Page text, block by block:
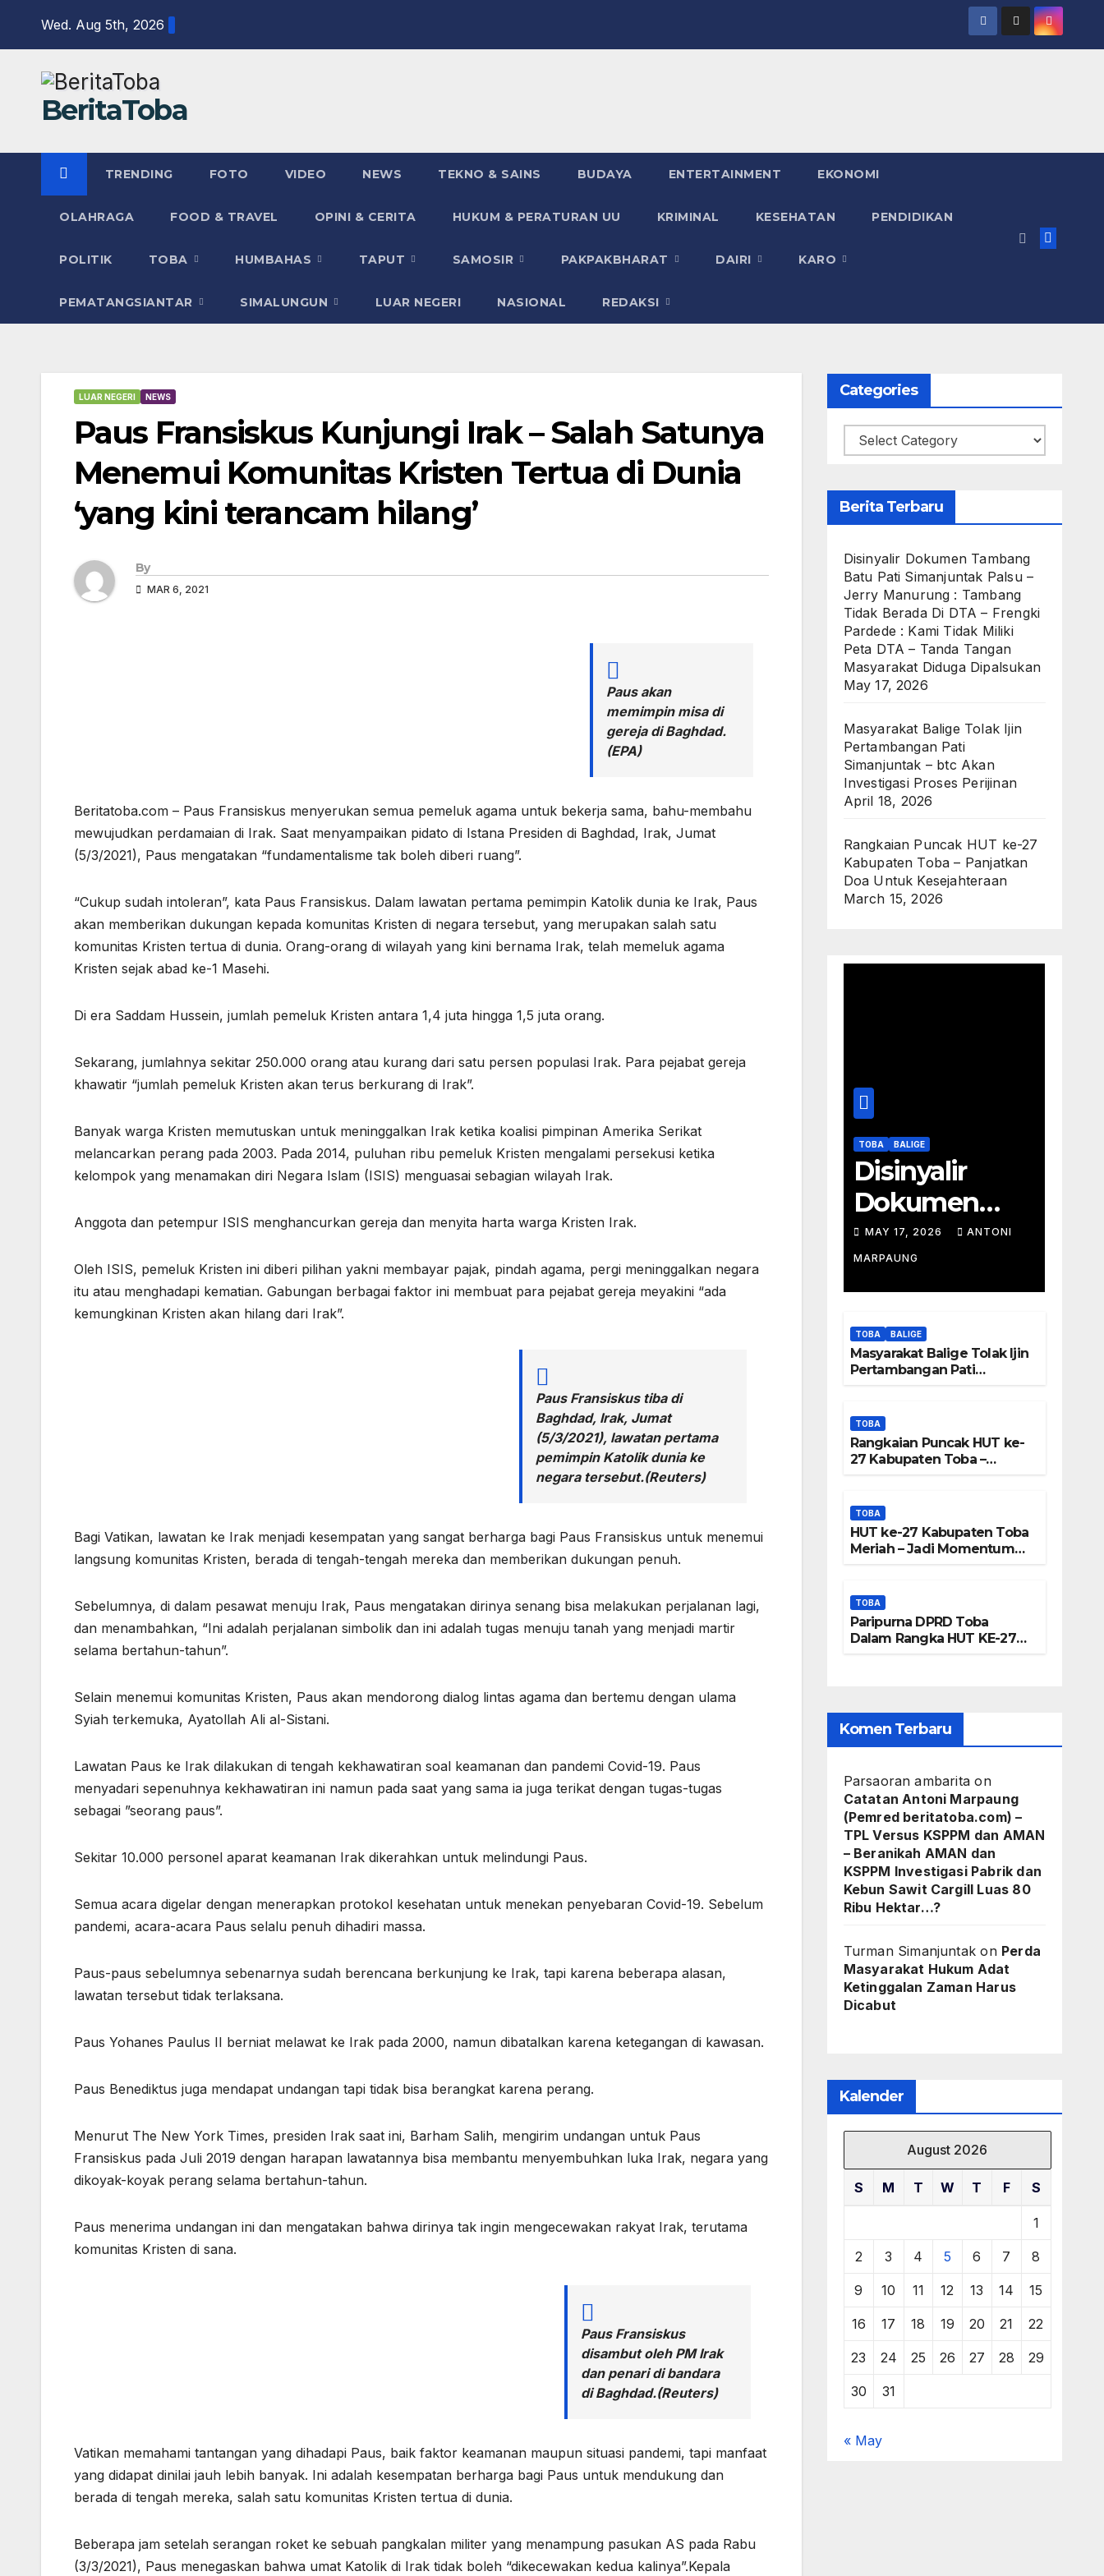
Wed. Aug 5th, 2026
BeritaToba
TRENDING FOTO VIDEO NEWS TEKNO & SAINS BUDAYA ENTERTAINMENT EKONOMI
OLAHRAGA FOOD & TRAVEL OPINI & CERITA HUKUM & PERATURAN UU KRIMINAL KESEHATAN PENDIDIKAN
POLITIK TOBA HUMBAHAS TAPUT SAMOSIR PAKPAKBHARAT DAIRI KARO
PEMATANGSIANTAR SIMALUNGUN LUAR NEGERI NASIONAL REDAKSI
LUAR NEGERI NEWS
Paus Fransiskus Kunjungi Irak – Salah Satunya
Menemui Komunitas Kristen Tertua di Dunia
‘yang kini terancam hilang’
By
MAR 6, 2021
Paus akan
memimpin misa di
gereja di Baghdad.
(EPA)
Beritatoba.com – Paus Fransiskus menyerukan semua pemeluk agama untuk bekerja sama, bahu-membahu
mewujudkan perdamaian di Irak. Saat menyampaikan pidato di Istana Presiden di Baghdad, Irak, Jumat
(5/3/2021), Paus mengatakan “fundamentalisme tak boleh diberi ruang”.
“Cukup sudah intoleran”, kata Paus Fransiskus. Dalam lawatan pertama pemimpin Katolik dunia ke Irak, Paus
akan memberikan dukungan kepada komunitas Kristen di negara tersebut, yang merupakan salah satu
komunitas Kristen tertua di dunia. Orang-orang di wilayah yang kini bernama Irak, telah memeluk agama
Kristen sejak abad ke-1 Masehi.
Di era Saddam Hussein, jumlah pemeluk Kristen antara 1,4 juta hingga 1,5 juta orang.
Sekarang, jumlahnya sekitar 250.000 orang atau kurang dari satu persen populasi Irak. Para pejabat gereja
khawatir “jumlah pemeluk Kristen akan terus berkurang di Irak”.
Banyak warga Kristen memutuskan untuk meninggalkan Irak ketika koalisi pimpinan Amerika Serikat
melancarkan perang pada 2003. Pada 2014, puluhan ribu pemeluk Kristen mengalami persekusi ketika
kelompok yang menamakan diri Negara Islam (ISIS) menguasai sebagian wilayah Irak.
Anggota dan petempur ISIS menghancurkan gereja dan menyita harta warga Kristen Irak.
Oleh ISIS, pemeluk Kristen ini diberi pilihan yakni membayar pajak, pindah agama, pergi meninggalkan negara
itu atau menghadapi kematian. Gabungan berbagai faktor ini membuat para pejabat gereja meyakini “ada
kemungkinan Kristen akan hilang dari Irak”.
Paus Fransiskus tiba di
Baghdad, Irak, Jumat
(5/3/2021), lawatan pertama
pemimpin Katolik dunia ke
negara tersebut.(Reuters)
Bagi Vatikan, lawatan ke Irak menjadi kesempatan yang sangat berharga bagi Paus Fransiskus untuk menemui
langsung komunitas Kristen, berada di tengah-tengah mereka dan memberikan dukungan penuh.
Sebelumnya, di dalam pesawat menuju Irak, Paus mengatakan dirinya senang bisa melakukan perjalanan lagi,
dan menambahkan, “Ini adalah perjalanan simbolik dan ini adalah tugas menuju tanah yang menjadi martir
selama bertahun-tahun”.
Selain menemui komunitas Kristen, Paus akan mendorong dialog lintas agama dan bertemu dengan ulama
Syiah terkemuka, Ayatollah Ali al-Sistani.
Lawatan Paus ke Irak dilakukan di tengah kekhawatiran soal keamanan dan pandemi Covid-19. Paus
menyadari sepenuhnya kekhawatiran ini namun pada saat yang sama ia juga terikat dengan tugas-tugas
sebagai ”seorang paus”.
Sekitar 10.000 personel aparat keamanan Irak dikerahkan untuk melindungi Paus.
Semua acara digelar dengan menerapkan protokol kesehatan untuk menekan penyebaran Covid-19. Sebelum
pandemi, acara-acara Paus selalu penuh dihadiri massa.
Paus-paus sebelumnya sebenarnya sudah berencana berkunjung ke Irak, tapi karena beberapa alasan,
lawatan tersebut tidak terlaksana.
Paus Yohanes Paulus II berniat melawat ke Irak pada 2000, namun dibatalkan karena ketegangan di kawasan.
Paus Benediktus juga mendapat undangan tapi tidak bisa berangkat karena perang.
Menurut The New York Times, presiden Irak saat ini, Barham Salih, mengirim undangan untuk Paus
Fransiskus pada Juli 2019 dengan harapan lawatannya bisa membantu menyembuhkan luka Irak, negara yang
dikoyak-koyak perang selama bertahun-tahun.
Paus menerima undangan ini dan mengatakan bahwa dirinya tak ingin mengecewakan rakyat Irak, terutama
komunitas Kristen di sana.
Paus Fransiskus
disambut oleh PM Irak
dan penari di bandara
di Baghdad.(Reuters)
Vatikan memahami tantangan yang dihadapi Paus, baik faktor keamanan maupun situasi pandemi, tapi manfaat
yang didapat dinilai jauh lebih banyak. Ini adalah kesempatan berharga bagi Paus untuk mendukung dan
berada di tengah mereka, salah satu komunitas Kristen tertua di dunia.
Beberapa jam setelah serangan roket ke sebuah pangkalan militer yang menampung pasukan AS pada Rabu
(3/3/2021), Paus menegaskan bahwa umat Katolik di Irak tidak boleh “dikecewakan kedua kalinya”.Kepala
Categories
Categories
Berita Terbaru
Disinyalir Dokumen Tambang
Batu Pati Simanjuntak Palsu –
Jerry Manurung : Tambang
Tidak Berada Di DTA – Frengki
Pardede : Kami Tidak Miliki
Peta DTA – Tanda Tangan
Masyarakat Diduga Dipalsukan
May 17, 2026
Masyarakat Balige Tolak Ijin
Pertambangan Pati
Simanjuntak – btc Akan
Investigasi Proses Perijinan
April 18, 2026
Rangkaian Puncak HUT ke-27
Kabupaten Toba – Panjatkan
Doa Untuk Kesejahteraan
March 15, 2026
TOBA BALIGE
Disinyalir
Dokumen
Tambang
Batu Pati
Simanjuntak
Palsu – Jerry
Manurung :
Tidak Berada
Di DTA –
Pardede :
Kami Tidak
DTA – Tanda
Tangan
Dipalsukan
MAY 17, 2026 ANTONI
MARPAUNG
TOBA BALIGE
Masyarakat Balige Tolak Ijin
Pertambangan Pati
TOBA
Rangkaian Puncak HUT ke-
27 Kabupaten Toba –
TOBA
HUT ke-27 Kabupaten Toba
Meriah – Jadi Momentum
Danau Toba
TOBA
Paripurna DPRD Toba
Dalam Rangka HUT KE-27
Komen Terbaru
Parsaoran ambarita on
Catatan Antoni Marpaung
(Pemred beritatoba.com) –
TPL Versus KSPPM dan AMAN
– Beranikah AMAN dan
KSPPM Investigasi Pabrik dan
Kebun Sawit Cargill Luas 80
Ribu Hektar…?
Turman Simanjuntak on Perda
Masyarakat Hukum Adat
Ketinggalan Zaman Harus
Dicabut
Kalender
August 2026
S M T W T F S
1
2 3 4 5 6 7 8
9 10 11 12 13 14 15
16 17 18 19 20 21 22
23 24 25 26 27 28 29
30 31
« May